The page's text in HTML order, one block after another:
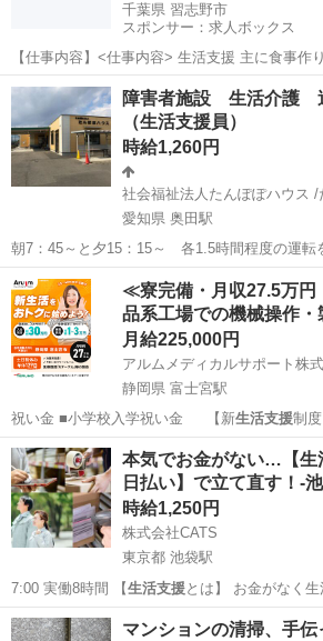
千葉県 習志野市
スポンサー：求人ボックス
【仕事内容】<仕事内容> 生活支援 主に食事作
り、必要に応じたサポート。介護業務はありま
ットなど利用者様が得意ではない部分をサポー
備品管理 <求人PR> ビートル前原...
アルバイト・パート
障害者施設 生活介
（生活支援員）
時給1,260円
社会福祉法人たんぽぽハウス /
愛知県 奥田駅
朝7：45～と夕15：15～ 各1.5時間程度の運転
していただく車はハイエースクラスです。 ※毎
けなら、夕方だけなら等、シフトの相談対応いたします
知的、身体、...
愛知 稲沢市 奥田駅 介護 B型
≪寮完備・月収27.5万
品系工場での機械操作
月給225,000円
アルムメディカルサポート株
静岡県 富士宮駅
祝い金 ■小学校入学祝い金 【新生活支援制
大20万円…
静岡 富士宮市 富士宮駅
本気でお金がない…【生
日払い】で立て直す！-
時給1,250円
株式会社CATS
東京都 池袋駅
7:00 実働8時間 【生活支援とは】 お金がなく生
東京 豊島区 仕分け 生活支
マンションの清掃、手